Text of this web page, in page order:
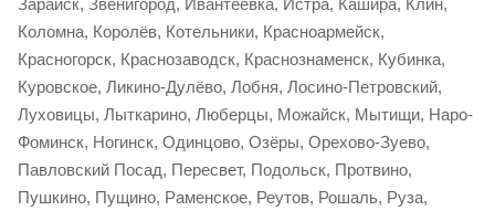
Зарайск, Звенигород, Ивантеевка, Истра, Кашира, Клин,
Коломна, Королёв, Котельники, Красноармейск,
Красногорск, Краснозаводск, Краснознаменск, Кубинка,
Куровское, Ликино-Дулёво, Лобня, Лосино-Петровский,
Луховицы, Лыткарино, Люберцы, Можайск, Мытищи, Наро-
Фоминск, Ногинск, Одинцово, Озёры, Орехово-Зуево,
Павловский Посад, Пересвет, Подольск, Протвино,
Пушкино, Пущино, Раменское, Реутов, Рошаль, Руза,